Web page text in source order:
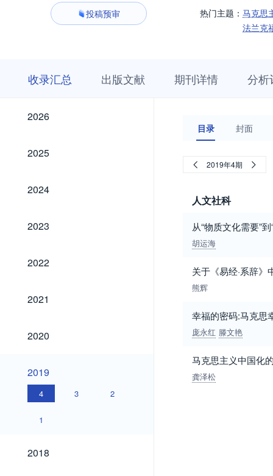
投稿预审 热门主题： 马克思
法兰克
收录汇总 出版文献 期刊详情 分析
2026
2026
2025
2025
2024
2024
2023
2023
2022
2022
2021
2021
2020
2020
2019
2019
4 3 2
1
2018
2018
目录 封面
2019年4期
人文社科
从“物质文化需要”
胡运海
关于《易经·系辞》
熊辉
幸福的密码:马克思
庞永红 滕文艳
马克思主义中国化
龚泽松